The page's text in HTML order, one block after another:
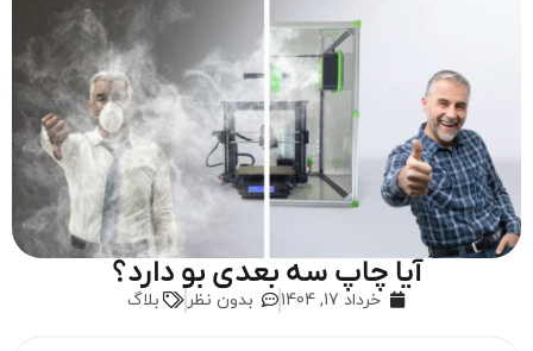
آیا چاپ سه‌ بعدی بو دارد؟
خرداد 17, 1404 بدون نظر بلاگ